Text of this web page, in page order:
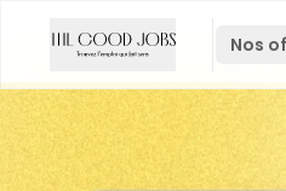
Nos